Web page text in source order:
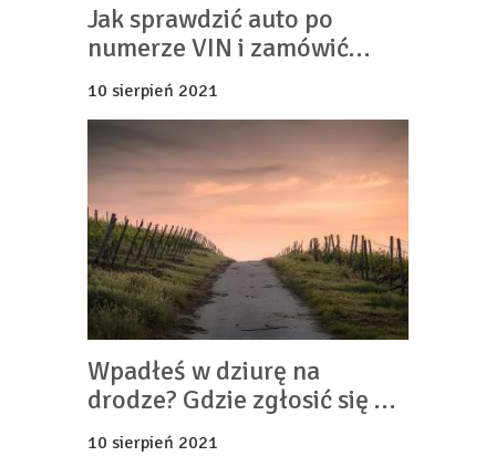
Jak sprawdzić auto po
numerze VIN i zamówić
raport szkód?
10 sierpień 2021
Wpadłeś w dziurę na
drodze? Gdzie zgłosić się po
odszkodowanie?
10 sierpień 2021